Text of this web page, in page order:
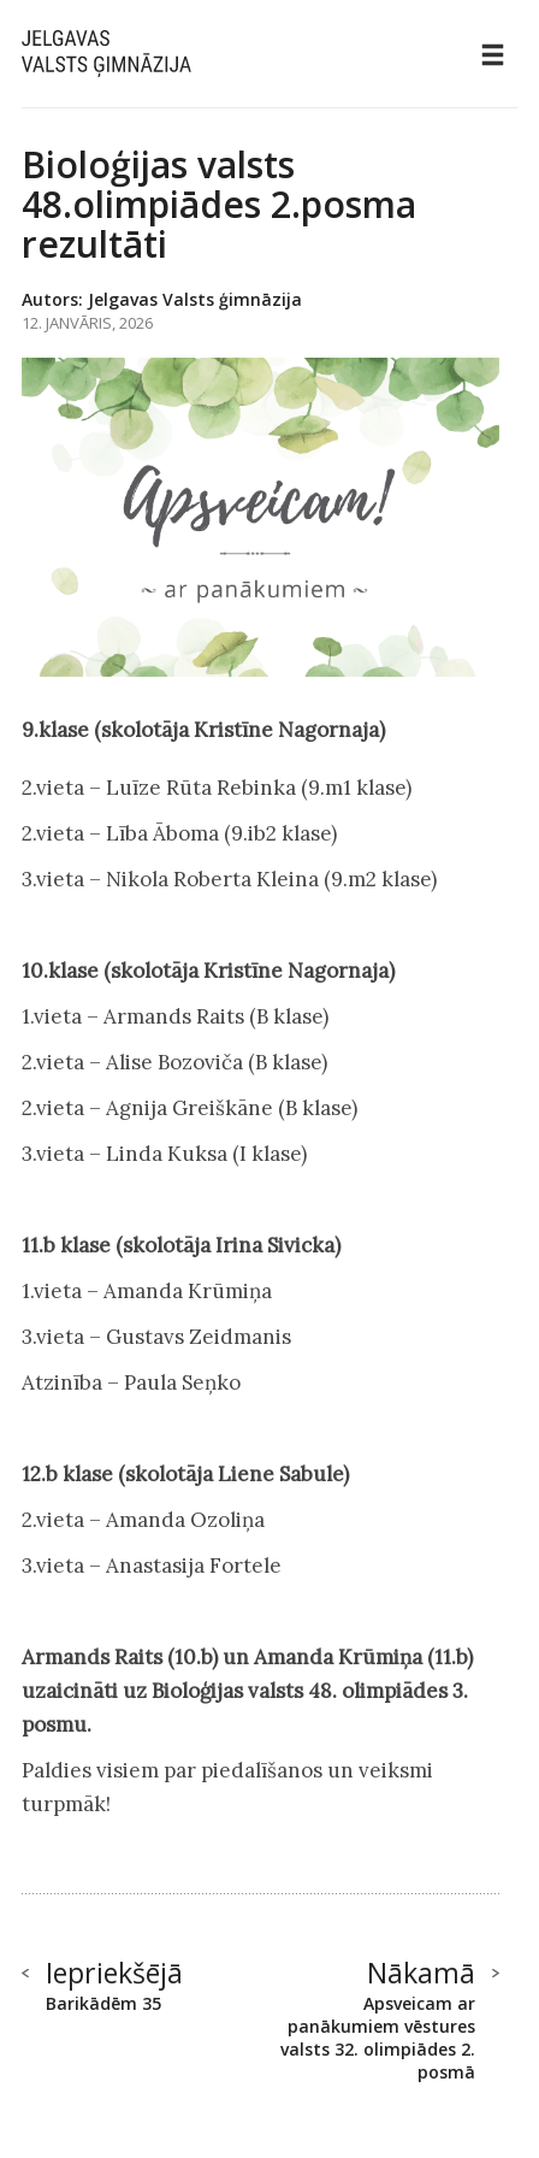
Bioloģijas valsts
48.olimpiādes 2.posma
rezultāti
Autors: Jelgavas Valsts ģimnāzija
12. JANVĀRIS, 2026
9.klase (skolotāja Kristīne Nagornaja)
2.vieta – Luīze Rūta Rebinka (9.m1 klase)
2.vieta – Lība Āboma (9.ib2 klase)
3.vieta – Nikola Roberta Kleina (9.m2 klase)
10.klase (skolotāja Kristīne Nagornaja)
1.vieta – Armands Raits (B klase)
2.vieta – Alise Bozoviča (B klase)
2.vieta – Agnija Greiškāne (B klase)
3.vieta – Linda Kuksa (I klase)
11.b klase (skolotāja Irina Sivicka)
1.vieta – Amanda Krūmiņa
3.vieta – Gustavs Zeidmanis
Atzinība – Paula Seņko
12.b klase (skolotāja Liene Sabule)
2.vieta – Amanda Ozoliņa
3.vieta – Anastasija Fortele
Armands Raits (10.b) un Amanda Krūmiņa (11.b)
uzaicināti uz Bioloģijas valsts 48. olimpiādes 3.
posmu.
Paldies visiem par piedalīšanos un veiksmi
turpmāk!
Iepriekšējā
Barikādēm 35
Nākamā
Apsveicam ar
panākumiem vēstures
valsts 32. olimpiādes 2.
posmā